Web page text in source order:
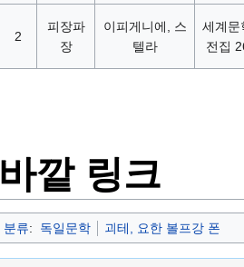
2
피장파
장
이피게니에, 스
텔라
세계문
전집
바깥 링크
분류: 독일문학 괴테, 요한 볼프강 폰